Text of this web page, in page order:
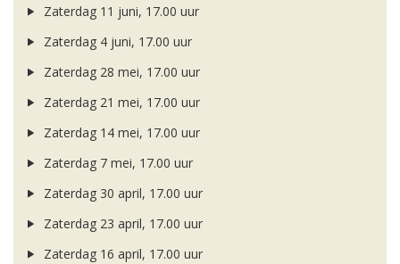
Zaterdag 11 juni, 17.00 uur
Zaterdag 4 juni, 17.00 uur
Zaterdag 28 mei, 17.00 uur
Zaterdag 21 mei, 17.00 uur
Zaterdag 14 mei, 17.00 uur
Zaterdag 7 mei, 17.00 uur
Zaterdag 30 april, 17.00 uur
Zaterdag 23 april, 17.00 uur
Zaterdag 16 april, 17.00 uur